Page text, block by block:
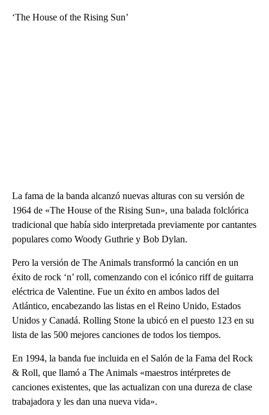
‘The House of the Rising Sun’
La fama de la banda alcanzó nuevas alturas con su versión de
1964 de «The House of the Rising Sun», una balada folclórica
tradicional que había sido interpretada previamente por cantantes
populares como Woody Guthrie y Bob Dylan.
Pero la versión de The Animals transformó la canción en un
éxito de rock ‘n’ roll, comenzando con el icónico riff de guitarra
eléctrica de Valentine. Fue un éxito en ambos lados del
Atlántico, encabezando las listas en el Reino Unido, Estados
Unidos y Canadá. Rolling Stone la ubicó en el puesto 123 en su
lista de las 500 mejores canciones de todos los tiempos.
En 1994, la banda fue incluida en el Salón de la Fama del Rock
& Roll, que llamó a The Animals «maestros intérpretes de
canciones existentes, que las actualizan con una dureza de clase
trabajadora y les dan una nueva vida».